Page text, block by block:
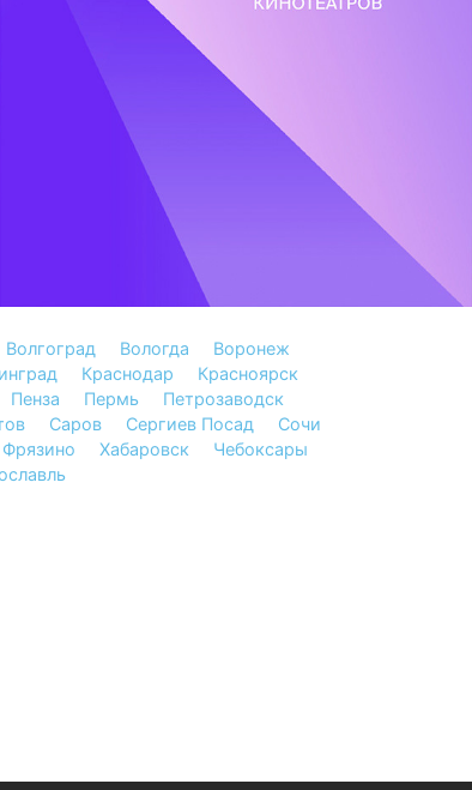
Волгоград Вологда
Воронеж
Краснодар
Красноярск
Пенза Пермь
Петрозаводск
Саров Сергиев Посад
Сочи
Фрязино Хабаровск
Чебоксары